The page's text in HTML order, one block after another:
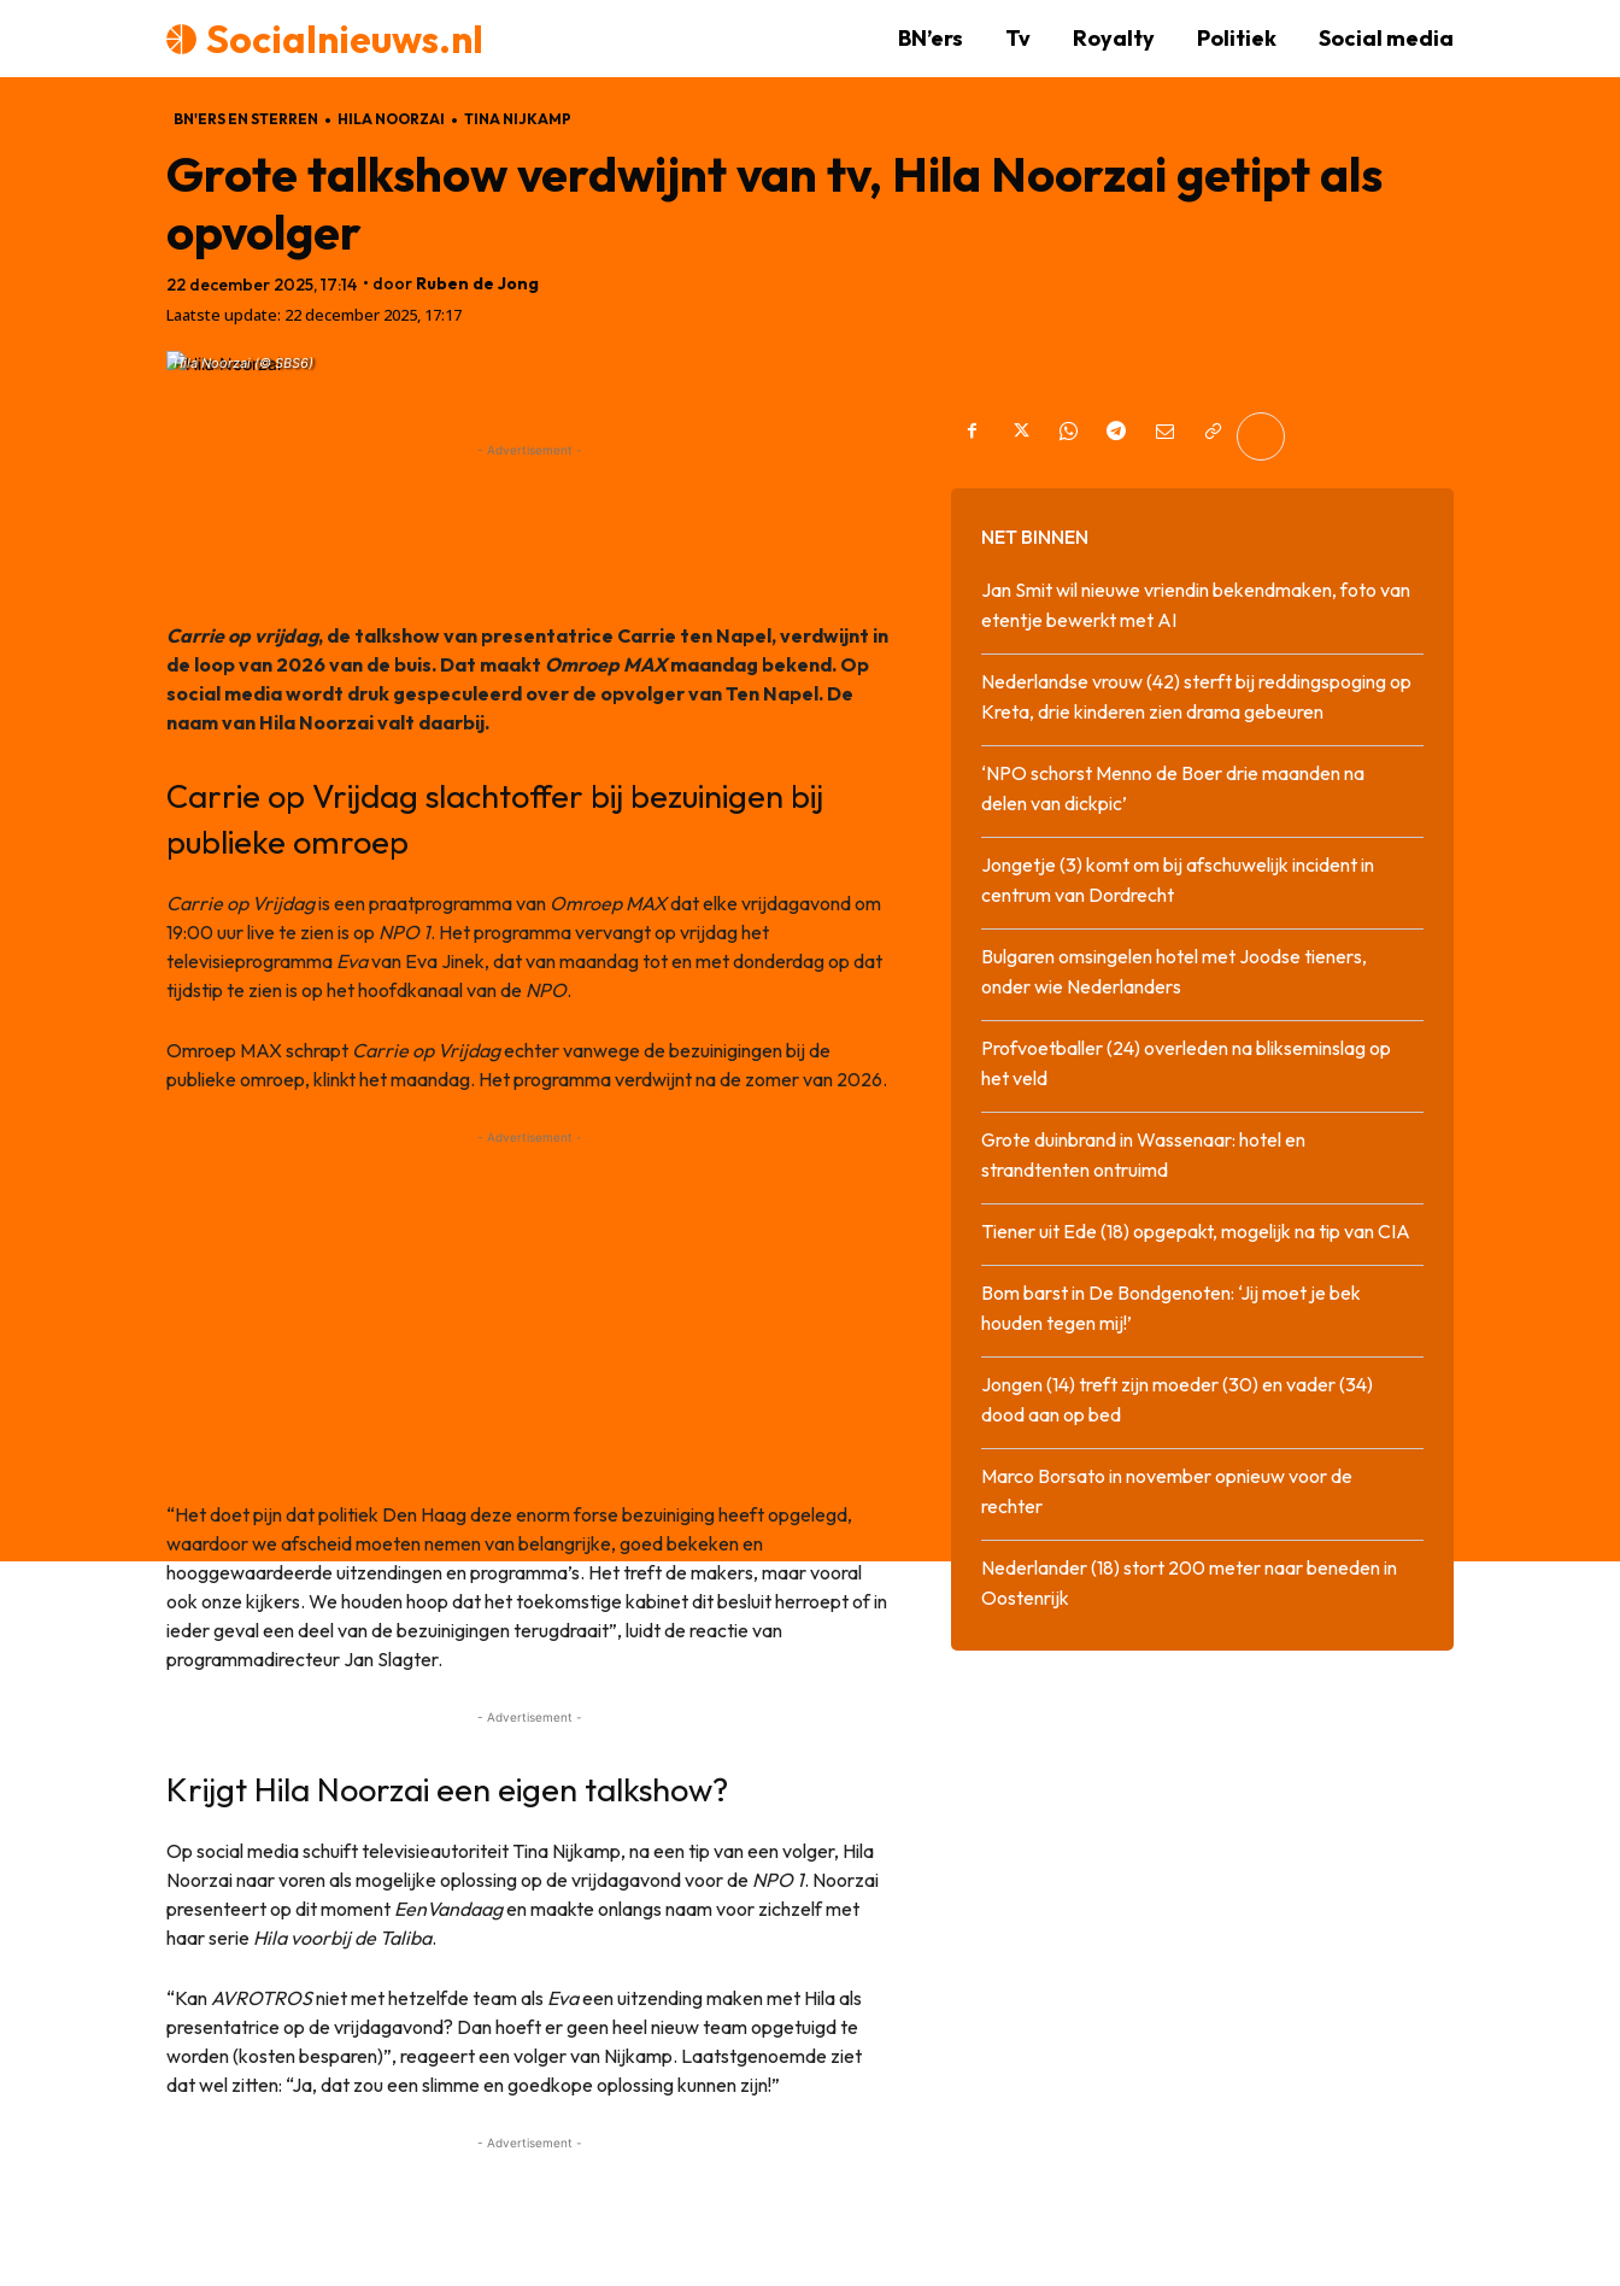
Socialnieuws.nl BN’ers Tv Royalty Politiek Social media
BN'ERS EN STERREN HILA NOORZAI TINA NIJKAMP
Grote talkshow verdwijnt van tv, Hila Noorzai getipt als
opvolger
22 december 2025, 17:14 • door Ruben de Jong
Laatste update: 22 december 2025, 17:17
Hila Noorzai (© SBS6)
- Advertisement -
Carrie op vrijdag, de talkshow van presentatrice Carrie ten Napel, verdwijnt in
de loop van 2026 van de buis. Dat maakt Omroep MAXmaandag bekend. Op
social media wordt druk gespeculeerd over de opvolger van Ten Napel. De
naam van Hila Noorzai valt daarbij.
Carrie op Vrijdag slachtoffer bij bezuinigen bij
publieke omroep
Carrie op Vrijdagis een praatprogramma van Omroep MAXdat elke vrijdagavond om
19:00 uur live te zien is op NPO 1. Het programma vervangt op vrijdag het
televisieprogramma Evavan Eva Jinek, dat van maandag tot en met donderdag op dat
tijdstip te zien is op het hoofdkanaal van de NPO.
Omroep MAX schrapt Carrie op Vrijdagechter vanwege de bezuinigingen bij de
publieke omroep, klinkt het maandag. Het programma verdwijnt na de zomer van 2026.
- Advertisement -
“Het doet pijn dat politiek Den Haag deze enorm forse bezuiniging heeft opgelegd,
waardoor we afscheid moeten nemen van belangrijke, goed bekeken en
hooggewaardeerde uitzendingen en programma’s. Het treft de makers, maar vooral
ook onze kijkers. We houden hoop dat het toekomstige kabinet dit besluit herroept of in
ieder geval een deel van de bezuinigingen terugdraait”, luidt de reactie van
programmadirecteur Jan Slagter.
- Advertisement -
Krijgt Hila Noorzai een eigen talkshow?
Op social media schuift televisieautoriteit Tina Nijkamp, na een tip van een volger, Hila
Noorzai naar voren als mogelijke oplossing op de vrijdagavond voor de NPO 1. Noorzai
presenteert op dit moment EenVandaagen maakte onlangs naam voor zichzelf met
haar serie Hila voorbij de Taliba.
“Kan AVROTROSniet met hetzelfde team als Evaeen uitzending maken met Hila als
presentatrice op de vrijdagavond? Dan hoeft er geen heel nieuw team opgetuigd te
worden (kosten besparen)”, reageert een volger van Nijkamp. Laatstgenoemde ziet
dat wel zitten: “Ja, dat zou een slimme en goedkope oplossing kunnen zijn!”
- Advertisement -
NET BINNEN
Jan Smit wil nieuwe vriendin bekendmaken, foto van
etentje bewerkt met AI
Nederlandse vrouw (42) sterft bij reddingspoging op
Kreta, drie kinderen zien drama gebeuren
‘NPO schorst Menno de Boer drie maanden na
delen van dickpic’
Jongetje (3) komt om bij afschuwelijk incident in
centrum van Dordrecht
Bulgaren omsingelen hotel met Joodse tieners,
onder wie Nederlanders
Profvoetballer (24) overleden na blikseminslag op
het veld
Grote duinbrand in Wassenaar: hotel en
strandtenten ontruimd
Tiener uit Ede (18) opgepakt, mogelijk na tip van CIA
Bom barst in De Bondgenoten: ‘Jij moet je bek
houden tegen mij!’
Jongen (14) treft zijn moeder (30) en vader (34)
dood aan op bed
Marco Borsato in november opnieuw voor de
rechter
Nederlander (18) stort 200 meter naar beneden in
Oostenrijk